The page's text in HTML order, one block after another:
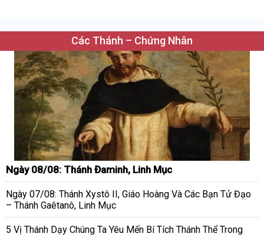
Các Thánh – Chứng Nhân
Ngày 08/08: Thánh Đaminh, Linh Mục
Ngày 07/08: Thánh Xystô II, Giáo Hoàng Và Các Bạn Tử Đạo
– Thánh Gaêtanô, Linh Mục
5 Vị Thánh Dạy Chúng Ta Yêu Mến Bí Tích Thánh Thể Trong